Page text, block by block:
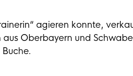
agieren konnte,
Oberbayern und